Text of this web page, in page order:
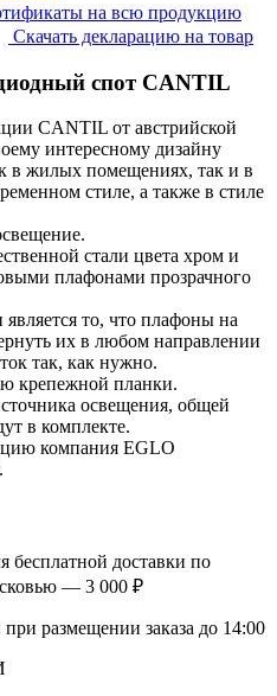
на всю продукцию
Cкачать декларацию на товар
спот CANTIL
CANTIL от австрийской
интересному дизайну
в жилых помещениях, так и в
стиле, а также в стиле
стали цвета хром и
плафонами прозрачного
то, что плафоны на
их в любом направлении
так, как нужно.
крепежной планки.
освещения, общей
в комплекте.
компания EGLO
бесплатной доставки по
— 3 000 ₽
размещении заказа до 14:00